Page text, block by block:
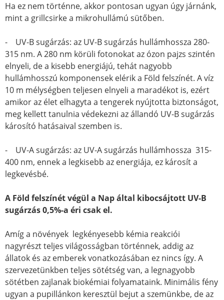
Ha ez nem történne, akkor pontosan ugyan úgy járnánk,
mint a grillcsirke a mikrohullámú sütőben.
- UV-B sugárzás: az UV-B sugárzás hullámhossza 280-
315 nm. A 280 nm körüli fotonokat az ózon pajzs szintén
elnyeli, de a kisebb energiájú, tehát nagyobb
hullámhosszú komponensek elérik a Föld felszínét. A víz
10 m mélységben teljesen elnyeli a maradékot is, ezért
amikor az élet elhagyta a tengerek nyújtotta biztonságot,
meg kellett tanulnia védekezni az állandó UV-B sugárzás
károsító hatásaival szemben is.
- UV-A sugárzás: az UV-A sugárzás hullámhossza 315-
400 nm, ennek a legkisebb az energiája, ez károsít a
legkevésbé.
A Föld felszínét végül a Nap által kibocsájtott UV-B
sugárzás 0,5%-a éri csak el.
Amíg a növények legkényesebb kémia reakciói
nagyrészt teljes világosságban történnek, addig az
állatok és az emberek vonatkozásában ez nincs így. A
szervezetünkben teljes sötétség van, a legnagyobb
sötétben zajlanak biokémiai folyamataink. Minimális fény
ugyan a pupillánkon keresztül bejut a szemünkbe, de az